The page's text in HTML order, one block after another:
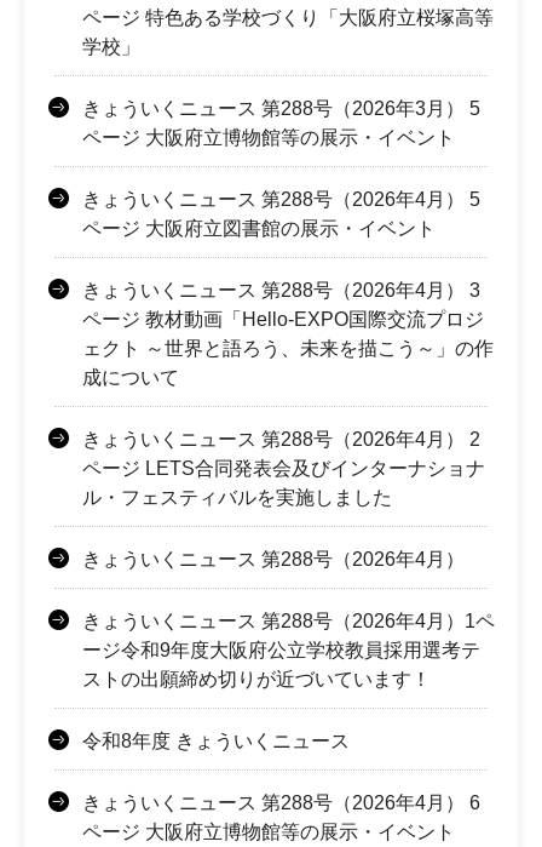
ページ 特色ある学校づくり「大阪府立桜塚高等
学校」
きょういくニュース 第288号（2026年3月） 5
ページ 大阪府立博物館等の展示・イベント
きょういくニュース 第288号（2026年4月） 5
ページ 大阪府立図書館の展示・イベント
きょういくニュース 第288号（2026年4月） 3
ページ 教材動画「Hello-EXPO国際交流プロジ
ェクト ～世界と語ろう、未来を描こう～」の作
成について
きょういくニュース 第288号（2026年4月） 2
ページ LETS合同発表会及びインターナショナ
ル・フェスティバルを実施しました
きょういくニュース 第288号（2026年4月）
きょういくニュース 第288号（2026年4月）1ペ
ージ令和9年度大阪府公立学校教員採用選考テ
ストの出願締め切りが近づいています！
令和8年度 きょういくニュース
きょういくニュース 第288号（2026年4月） 6
ページ 大阪府立博物館等の展示・イベント